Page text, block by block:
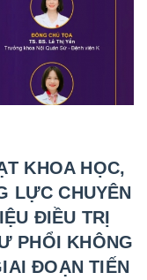
KHOA HỌC,
LỰC CHUYÊN
ĐIỀU TRỊ
PHỔI KHÔNG
ĐOẠN TIẾN